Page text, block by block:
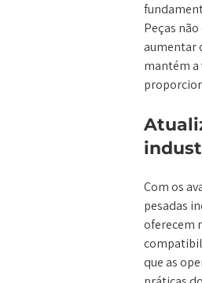
Peças
aumentar
mantém a
Com os
pesadas
oferecem
que as